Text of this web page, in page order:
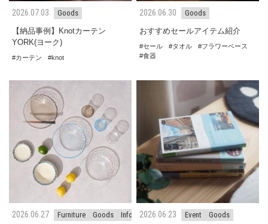
2026.07.03
Goods
【納品事例】Knotカーテン
YORK(ヨーク)
カーテン knot
2026.06.30
Goods
おすすめセールアイテム紹介
セール タオル
フラワーベース
食器
2026.06.27 Furniture Goods
Information2026.06.23 Event
Goods